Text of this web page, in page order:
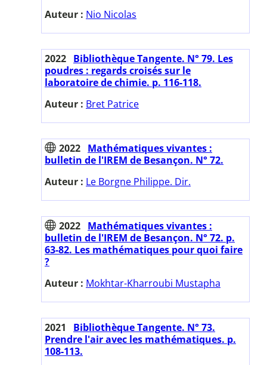
Auteur : Nio Nicolas
2022 Bibliothèque Tangente. N° 79. Les
poudres : regards croisés sur le
laboratoire de chimie. p. 116-118.
Auteur : Bret Patrice
2022 Mathématiques vivantes :
bulletin de l'IREM de Besançon. N° 72.
Auteur : Le Borgne Philippe. Dir.
2022 Mathématiques vivantes :
bulletin de l'IREM de Besançon. N° 72. p.
63-82. Les mathématiques pour quoi faire
?
Auteur : Mokhtar-Kharroubi Mustapha
2021
Bibliothèque Tangente. N° 73.
Prendre l'air avec les mathématiques. p.
108-113.